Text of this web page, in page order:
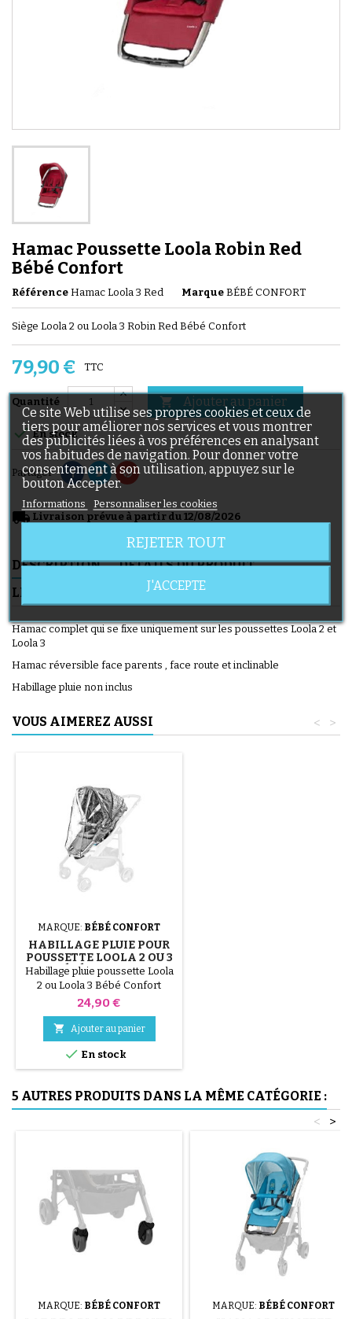
Hamac Poussette Loola Robin Red
Bébé Confort
Référence Hamac Loola 3 Red Marque BÉBÉ CONFORT
Siège Loola 2 ou Loola 3 Robin Red Bébé Confort
79,90 € TTC
Quantité  Ajouter au panier
En stock
Partager
local_shipping Livraison prévue à partir du 12/08/2026
DESCRIPTION
DÉTAILS DU PRODUIT
LIVRAISON
Hamac complet qui se fixe uniquement sur les poussettes Loola 2 et
Loola 3
Hamac réversible face parents , face route et inclinable
Habillage pluie non inclus
VOUS AIMEREZ AUSSI >
<
MARQUE: BÉBÉ CONFORT
HABILLAGE PLUIE POUR
POUSSETTE LOOLA 2 OU 3
BÉBÉ CONFORT
Habillage pluie poussette Loola
2 ou Loola 3 Bébé Confort
Prix
24,90 €
 Ajouter au panier
 En stock
5 AUTRES PRODUITS DANS LA MÊME CATÉGORIE :
>
<
MARQUE: BÉBÉ CONFORT MARQUE: BÉBÉ CONFORT
Ce site Web utilise ses propres cookies et ceux de
tiers pour améliorer nos services et vous montrer
des publicités liées à vos préférences en analysant
vos habitudes de navigation. Pour donner votre
consentement à son utilisation, appuyez sur le
bouton Accepter.
Informations Personnaliser les cookies
REJETER TOUT
J'ACCEPTE